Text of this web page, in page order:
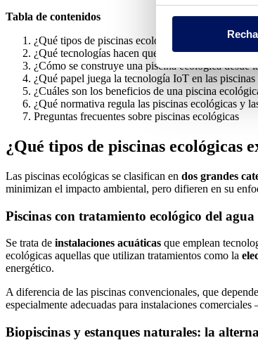
Tabla de contenidos
¿Qué tipos de piscinas ecológicas existen?
¿Qué tecnologías hacen que una piscina sea
¿Cómo se construye una piscina ecológica desde
¿Qué papel juega la tecnología IoT en las piscinas
¿Cuáles son los beneficios de una piscina
¿Qué normativa regula las piscinas ecológicas y
Preguntas frecuentes sobre piscinas ecológicas
¿Qué tipos de piscinas ecológicas
Las piscinas ecológicas se clasifican en dos grandes
minimizan el impacto ambiental, pero difieren en su
Piscinas con tratamiento ecológico del agua
Se trata de instalaciones acuáticas que emplean
ecológicas aquellas que utilizan tratamientos como la
energético.
A diferencia de las piscinas convencionales, que
especialmente adecuadas para instalaciones
Biopiscinas y estanques naturales: la